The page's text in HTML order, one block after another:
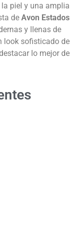
piel y una amplia
de Avon Estados
y llenas de
look sofisticado de
lo mejor de